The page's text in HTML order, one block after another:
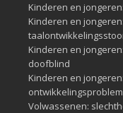
Kinderen en
Kinderen en
Kinderen en
doofblind
Kinderen en
Volwassenen: